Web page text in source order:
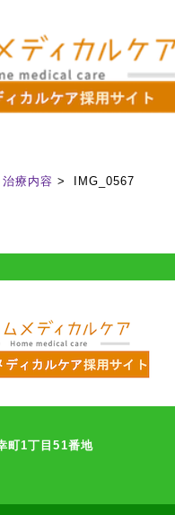
治療内容
IMG_0567
町1丁目51番地